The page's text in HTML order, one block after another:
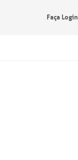
Faça Login